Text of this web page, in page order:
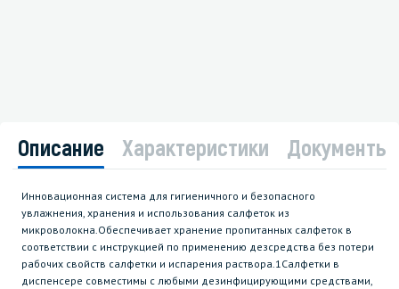
Описание Характеристики Документы
Инновационная система для гигиеничного и безопасного
увлажнения, хранения и использования салфеток из
микроволокна.Обеспечивает хранение пропитанных салфеток в
соответствии с инструкцией по применению дезсредства без потери
рабочих свойств салфетки и испарения раствора.1Салфетки в
диспенсере совместимы с любыми дезинфицирующими средствами,